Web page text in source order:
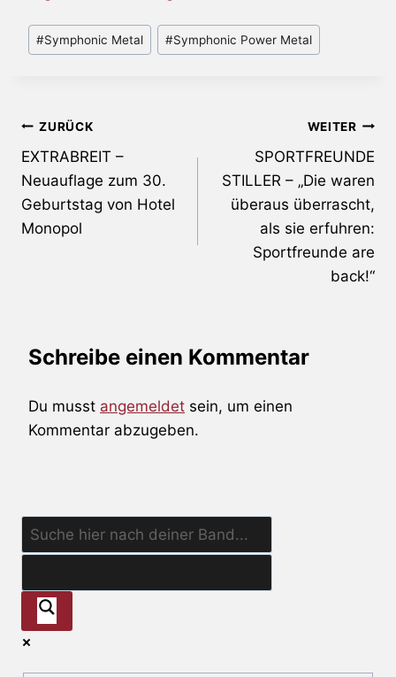
Schlagworte:
#Symphonic Metal #Symphonic Power Metal
Beitragsnavigation
ZURÜCK
EXTRABREIT –
Neuauflage zum 30.
Geburtstag von Hotel
Monopol
WEITER
SPORTFREUNDE
STILLER – „Die waren
überaus überrascht,
als sie erfuhren:
Sportfreunde are
back!“
Schreibe einen Kommentar
Du musst angemeldet sein, um einen
Kommentar abzugeben.